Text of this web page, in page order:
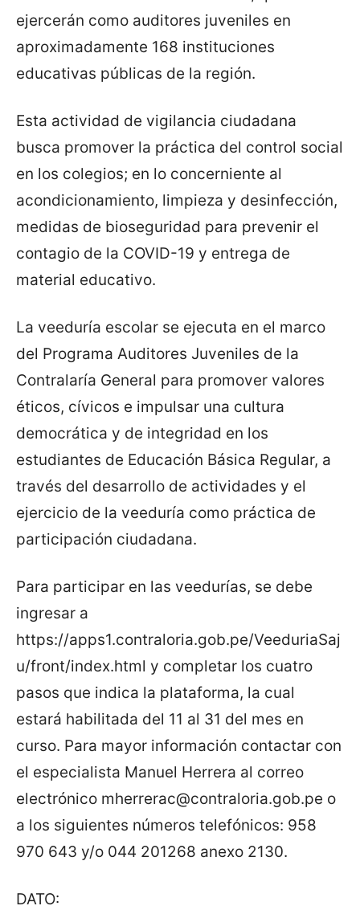
ejercerán como auditores juveniles en
aproximadamente 168 instituciones
educativas públicas de la región.
Esta actividad de vigilancia ciudadana
busca promover la práctica del control social
en los colegios; en lo concerniente al
acondicionamiento, limpieza y desinfección,
medidas de bioseguridad para prevenir el
contagio de la COVID-19 y entrega de
material educativo.
La veeduría escolar se ejecuta en el marco
del Programa Auditores Juveniles de la
Contralaría General para promover valores
éticos, cívicos e impulsar una cultura
democrática y de integridad en los
estudiantes de Educación Básica Regular, a
través del desarrollo de actividades y el
ejercicio de la veeduría como práctica de
participación ciudadana.
Para participar en las veedurías, se debe
ingresar a
https://apps1.contraloria.gob.pe/VeeduriaSaj
u/front/index.html y completar los cuatro
pasos que indica la plataforma, la cual
estará habilitada del 11 al 31 del mes en
curso. Para mayor información contactar con
el especialista Manuel Herrera al correo
electrónico mherrerac@contraloria.gob.pe o
a los siguientes números telefónicos: 958
970 643 y/o 044 201268 anexo 2130.
DATO: